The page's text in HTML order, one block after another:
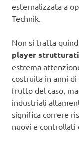
esternalizzata a
Technik.
Non si tratta
player strutturati
estrema
costruita in anni
frutto del caso,
industriali
significa correre
nuovi e controllati